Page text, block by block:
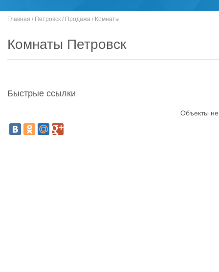
Главная / Петровск / Продажа / Комнаты
Комнаты Петровск
Быстрые ссылки
Объекты